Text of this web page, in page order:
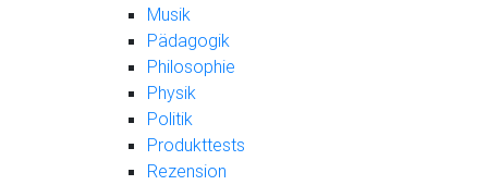
Musik
Pädagogik
Philosophie
Physik
Politik
Produkttests
Rezension